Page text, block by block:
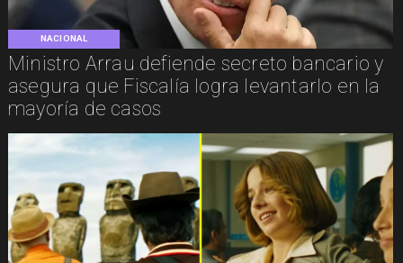
NACIONAL
Ministro Arrau defiende secreto bancario y
asegura que Fiscalía logra levantarlo en la
mayoría de casos